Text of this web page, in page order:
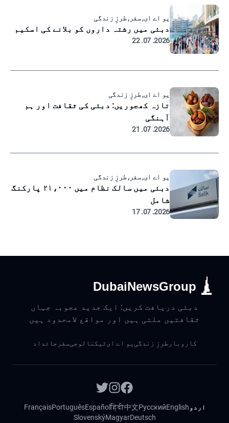
یو اے ای, سفر, طرزِ زندگی
دبئی میں رشتہ داروں کو بلانے کی اسکیم
2026. 07. 22
یو اے ای, طرزِ زندگی
تازہ کھجوریں: دبئی کی ثقافت اور ہم
آہنگی
2026. 07. 21
یو اے ای, سفر, طرزِ زندگی
دبئی میں سالک نظام میں ۲۱،۰۰۰ پارکنگ
شامل
2026. 07. 17
DubaiNewsGroup
دبئی دریافت کریں: ایک جدید عجوبہ جہاں
ثقافتیں ملتی ہیں اور مواقع لامحدود ہیں
کاروبار طرزِ زندگی یو اے ایٹیکنالوجیسفر جائداد
اردو English
Русский
中文
हिंदी
Español
Português
Français
Deutsch
Magyar
Slovenský